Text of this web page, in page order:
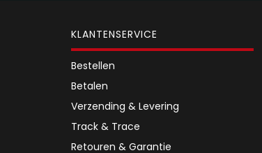
KLANTENSERVICE
Bestellen
Betalen
Verzending & Levering
Track & Trace
Retouren & Garantie